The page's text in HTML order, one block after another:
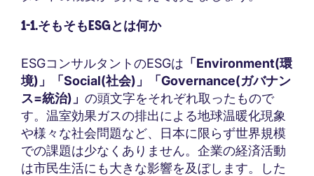
1-1.そもそもESGとは何か
ESGコンサルタントのESGは 「Environment(環
境)」「Social(社会)」「Governance(ガバナン
ス=統治)」 の頭文字をそれぞれ取ったもので
す。温室効果ガスの排出による地球温暖化現象
や様々な社会問題など、日本に限らず世界規模
での課題は少なくありません。企業の経済活動
は市民生活にも大きな影響を及ぼします。した